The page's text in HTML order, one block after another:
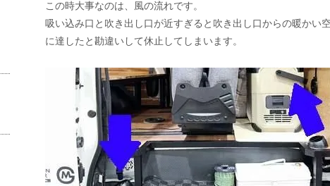
この時大事なのは、風の流れです。
吸い込み口と吹き出し口が近すぎると吹き出し口からの暖かい
に達したと勘違いして休止してしまいます。